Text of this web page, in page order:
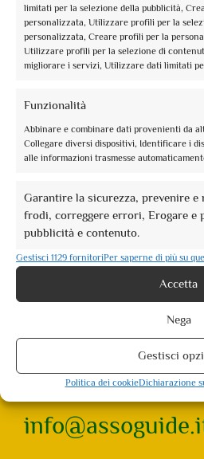
limitati per la selezione della pubblicità,
personalizzata, Utilizzare profili per la
personalizzata, Creare profili per la
Utilizzare profili per la selezione di
migliorare i servizi, Utilizzare dati limitati
Funzionalità
Abbinare e combinare dati provenienti da
Collegare diversi dispositivi, Identificare i
alle informazioni trasmesse
Garantire la sicurezza, prevenire e
frodi, correggere errori, Erogare e
pubblicità e contenuto.
Gestisci 1129 fornitoriPer saperne di più su
Accetta
Nega
Gestisci
Politica dei cookieDichiarazione